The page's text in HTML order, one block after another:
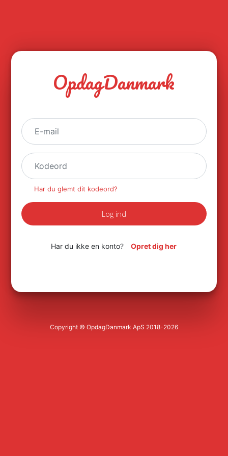
OpdagDanmark
Har du glemt dit kodeord?
Log ind
Har du ikke en konto? Opret dig her
Copyright © OpdagDanmark ApS 2018-2026